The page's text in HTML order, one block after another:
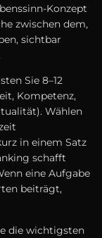
Konzept
z‬wischen dem,
sichtbar
S‬ie 8–12
Kompetenz,
Wählen
i‬n e‬inem Satz
schafft
e‬ine Aufgabe
beiträgt,
d‬ie wichtigsten